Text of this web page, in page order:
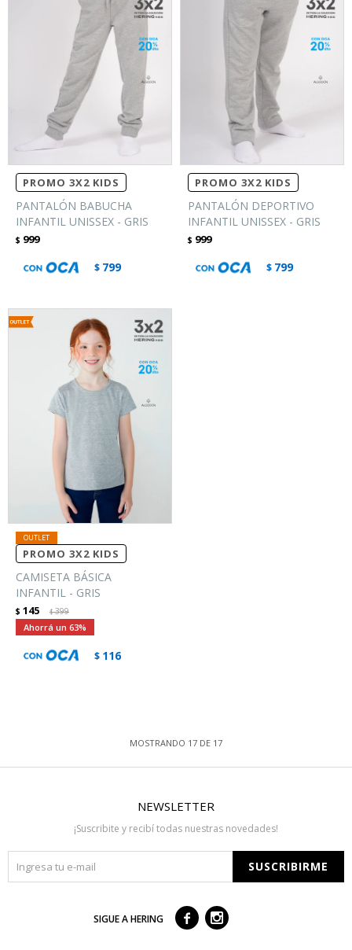
PROMO 3X2 KIDS
PANTALÓN BABUCHA
INFANTIL UNISSEX - GRIS
$ 999
$ 799
PROMO 3X2 KIDS
PANTALÓN DEPORTIVO
INFANTIL UNISSEX - GRIS
$ 999
$ 799
PROMO 3X2 KIDS
CAMISETA BÁSICA
INFANTIL - GRIS
$ 145 $399
63
$ 116
MOSTRANDO 17 DE 17
NEWSLETTER
¡Suscribite y recibí todas nuestras novedades!
SUSCRIBIRME
SIGUE A HERING  